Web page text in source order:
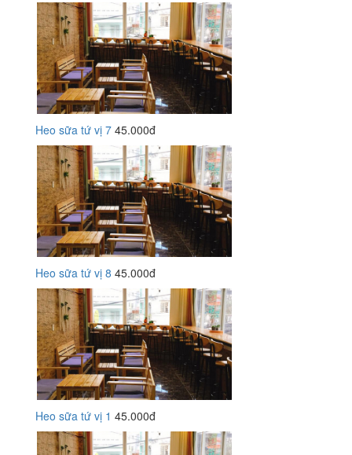
Heo sữa tứ vị 7 45.000đ
Heo sữa tứ vị 8 45.000đ
Heo sữa tứ vị 1 45.000đ